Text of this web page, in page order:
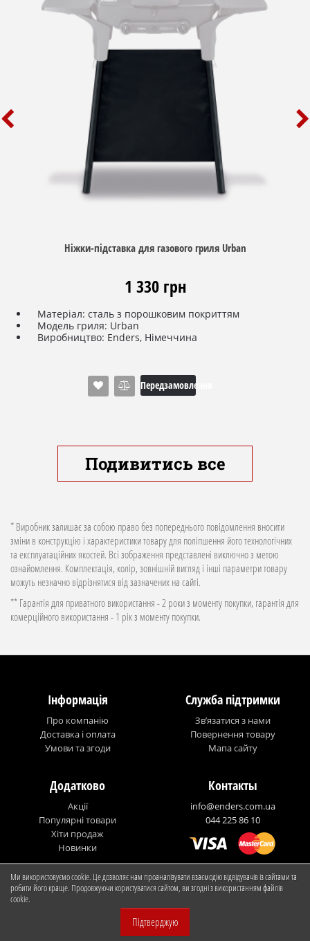
Ніжки-підставка для газового гриля Urban
1 330 грн
Матеріал: сталь з порошковим покриттям
Модель гриля: Urban
Виробництво: Enders, Німеччина
Передзамовлення
Подивитись все
* Виробник залишає за собою право без попереднього повідомлення вносити
зміни в конструкцію і характеристики товару для поліпшення його технологічних
та експлуатаційних якостей. Всі зображення представлені виключно з метою
ознайомлення. Комплектація, колір, зовнішній вигляд і інші параметри товару
можуть незначно відрізнятися від зазначених на сайті.
** Гарантія для приватного використання - 2 роки з моменту покупки, гарантія для
комерційного використання - 1 рік з моменту покупки.
Інформація
Про компанію
Доставка і оплата
Умови та згоди
Служба підтримки
Зв’язатися з нами
Повернення товару
Мапа сайту
Додатково
Акції
Популярні товари
Хіти продаж
Новинки
Контакты
info@enders.com.ua
044 225 86 10
© Enders Ukraine
Ми використовуємо cookie. Це дозволяє нам проаналізувати взаємодію відвідувачів із сайтами та
робити його краще. Продовжуючи користуватися сайтом, ви згодні з використанням файлів
cookie.
Підтверджую